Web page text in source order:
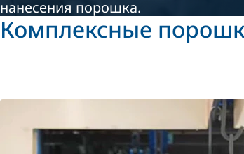
нанесения порошка.
Комплексные